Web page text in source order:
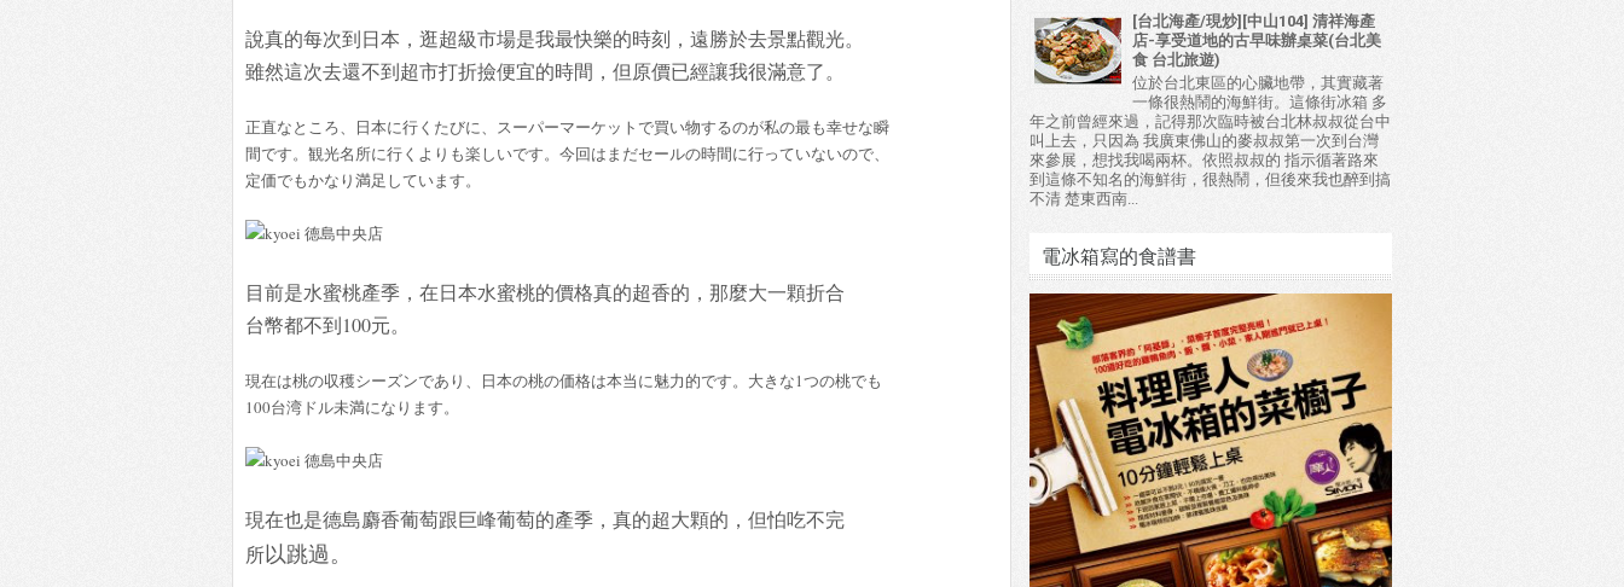
說真的每次到日本，逛超級市場是我最快樂的時刻，遠勝於去景點觀光。
雖然這次去還不到超市打折撿便宜的時間，但原價已經讓我很滿意了。
正直なところ、日本に行くたびに、スーパーマーケットで買い物するのが私の最も幸せな瞬
間です。観光名所に行くよりも楽しいです。今回はまだセールの時間に行っていないので、
定価でもかなり満足しています。
目前是水蜜桃產季，在日本水蜜桃的價格真的超香的，那麼大一顆折合
台幣都不到100元。
現在は桃の収穫シーズンであり、日本の桃の価格は本当に魅力的です。大きな1つの桃でも
100台湾ドル未満になります。
現在也是德島麝香葡萄跟巨峰葡萄的產季，真的超大顆的，但怕吃不完
所以跳過。
[台北海產/現炒][中山104] 清祥海產
店-享受道地的古早味辦桌菜(台北美
食 台北旅遊)
位於台北東區的心臟地帶，其實藏著
一條很熱鬧的海鮮街。這條街冰箱 多
年之前曾經來過，記得那次臨時被台北林叔叔從台中
叫上去，只因為 我廣東佛山的麥叔叔第一次到台灣
來參展，想找我喝兩杯。依照叔叔的 指示循著路來
到這條不知名的海鮮街，很熱鬧，但後來我也醉到搞
不清 楚東西南...
電冰箱寫的食譜書